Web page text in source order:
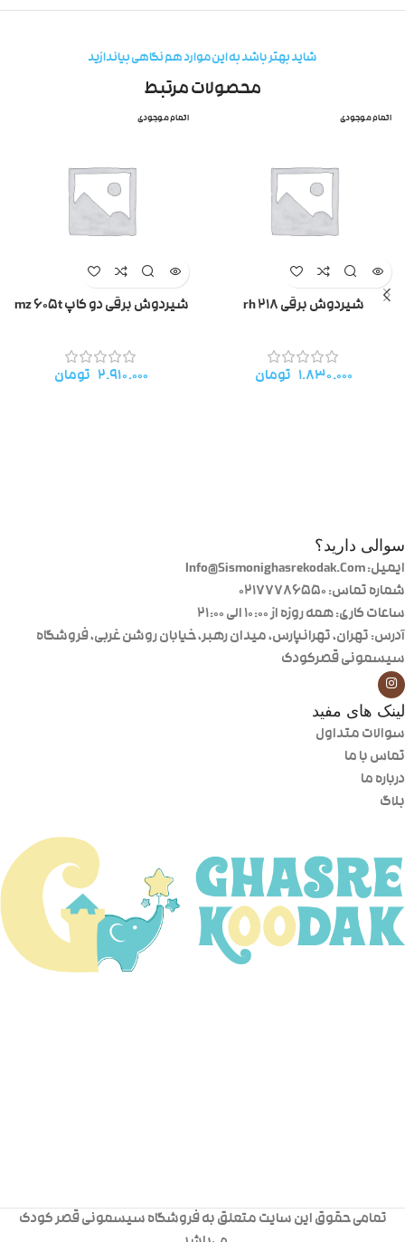
شاید بهتر باشد به این موارد هم نگاهی بیاندازید
محصولات مرتبط
اتمام موجودی
شیردوش برقی rh 218
۱.۸۳۰.۰۰۰ تومان
اتمام موجودی
شیردوش برقی دو کاپ mz 605t
۲.۹۱۰.۰۰۰ تومان
سوالی دارید؟
ایمیل: Info@Sismonighasrekodak.Com
شماره تماس: 02177786550
ساعات کاری: همه روزه از ۱۰:۰۰ الی ۲۱:۰۰
آدرس: تهران، تهرانپارس، میدان رهبر، خیابان روشن غربی، فروشگاه
سیسمونی قصرکودک
لینک های مفید
سوالات متداول
تماس با ما
درباره ما
بلاگ
تمامی حقوق این سایت متعلق به فروشگاه سیسمونی قصر کودک